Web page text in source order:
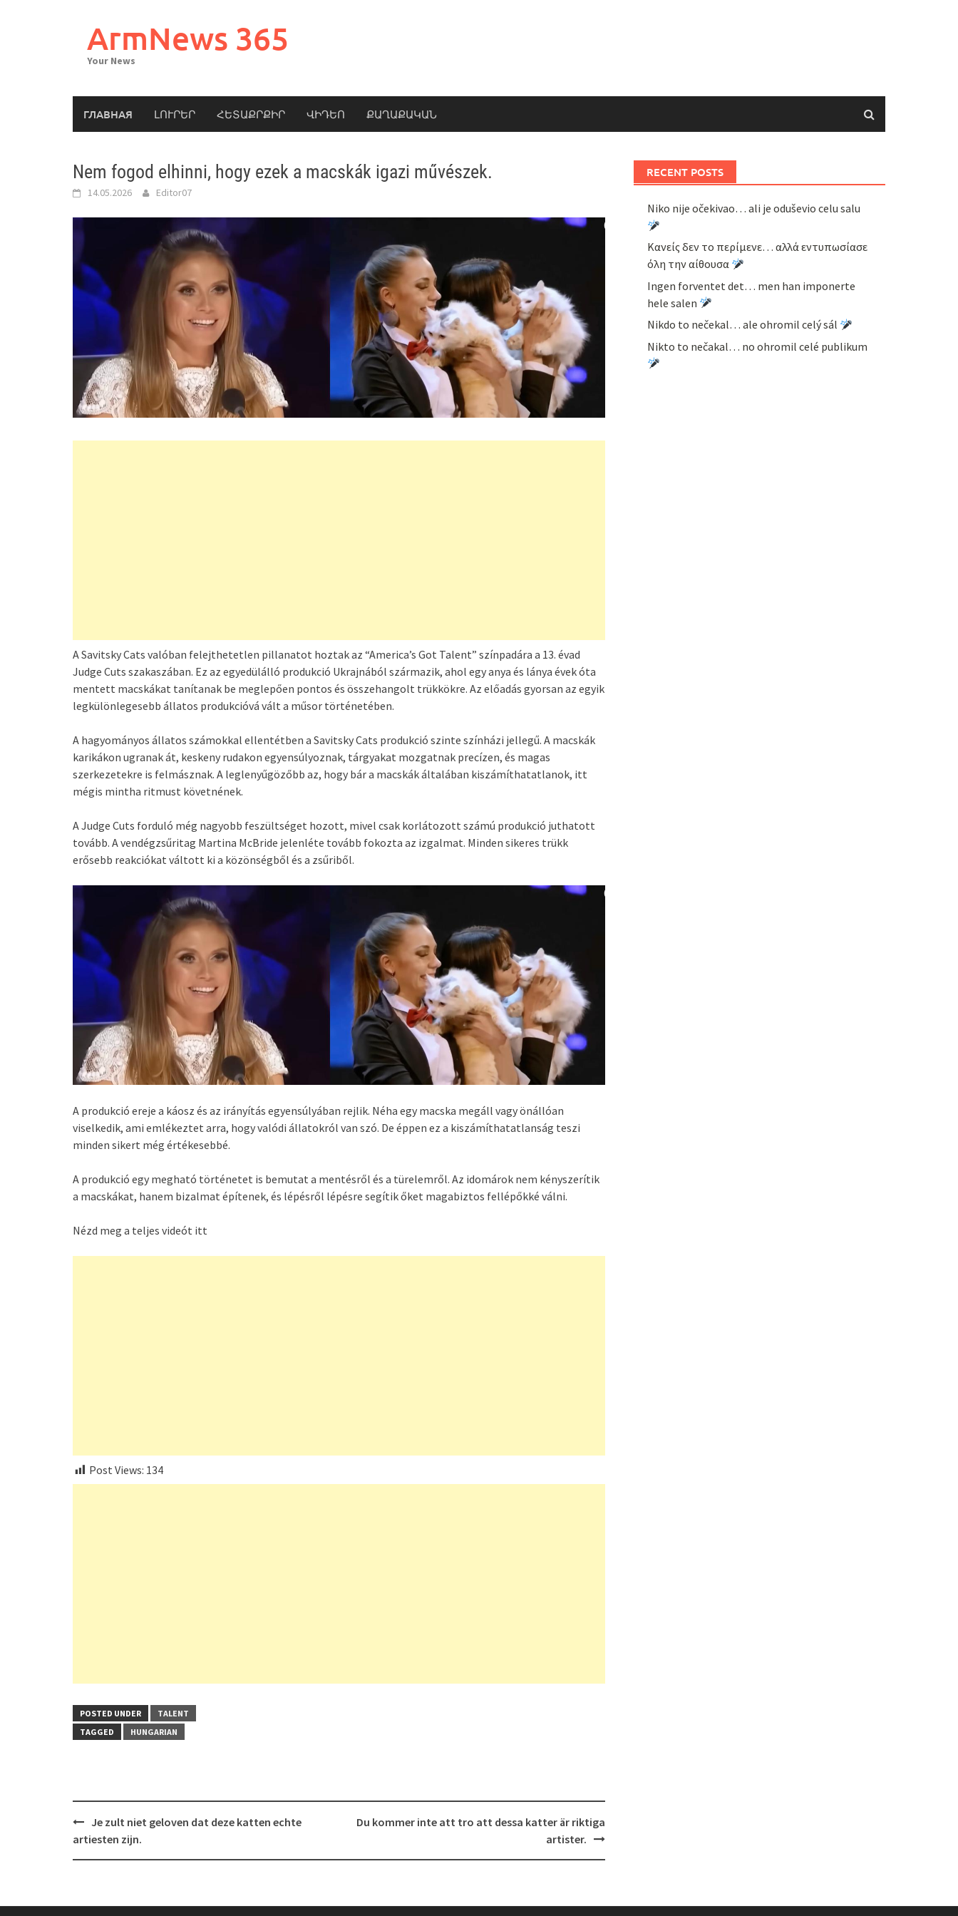
ArmNews 365
Your News
ГЛАВНАЯ ԼՈՒՐԵՐ ՀԵՏԱՔՐՔԻՐ ՎԻԴԵՈ ՔԱՂԱՔԱԿԱՆ
Nem fogod elhinni, hogy ezek a macskák igazi művészek.
14.05.2026 Editor07
A Savitsky Cats valóban felejthetetlen pillanatot hoztak az “America’s Got Talent” színpadára a 13. évad
Judge Cuts szakaszában. Ez az egyedülálló produkció Ukrajnából származik, ahol egy anya és lánya évek óta
mentett macskákat tanítanak be meglepően pontos és összehangolt trükkökre. Az előadás gyorsan az egyik
legkülönlegesebb állatos produkcióvá vált a műsor történetében.
A hagyományos állatos számokkal ellentétben a Savitsky Cats produkció szinte színházi jellegű. A macskák
karikákon ugranak át, keskeny rudakon egyensúlyoznak, tárgyakat mozgatnak precízen, és magas
szerkezetekre is felmásznak. A leglenyűgözőbb az, hogy bár a macskák általában kiszámíthatatlanok, itt
mégis mintha ritmust követnének.
A Judge Cuts forduló még nagyobb feszültséget hozott, mivel csak korlátozott számú produkció juthatott
tovább. A vendégzsűritag Martina McBride jelenléte tovább fokozta az izgalmat. Minden sikeres trükk
erősebb reakciókat váltott ki a közönségből és a zsűriből.
A produkció ereje a káosz és az irányítás egyensúlyában rejlik. Néha egy macska megáll vagy önállóan
viselkedik, ami emlékeztet arra, hogy valódi állatokról van szó. De éppen ez a kiszámíthatatlanság teszi
minden sikert még értékesebbé.
A produkció egy megható történetet is bemutat a mentésről és a türelemről. Az idomárok nem kényszerítik
a macskákat, hanem bizalmat építenek, és lépésről lépésre segítik őket magabiztos fellépőkké válni.
Nézd meg a teljes videót itt
Post Views: 134
POSTED UNDER
TALENT
TAGGED
HUNGARIAN
Post
navigation
Je zult niet geloven dat deze katten echte
artiesten zijn.
Du kommer inte att tro att dessa katter är riktiga
artister.
RECENT POSTS
Niko nije očekivao… ali je oduševio celu salu
Κανείς δεν το περίμενε… αλλά εντυπωσίασε
όλη την αίθουσα
Ingen forventet det… men han imponerte
hele salen
Nikdo to nečekal… ale ohromil celý sál
Nikto to nečakal… no ohromil celé publikum